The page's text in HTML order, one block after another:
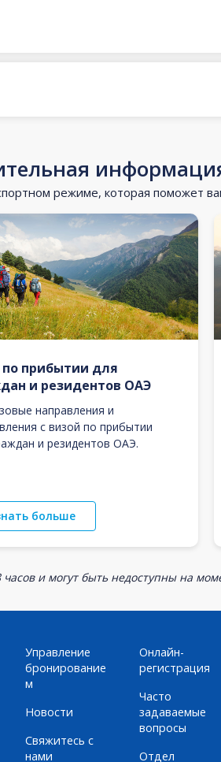
режиме, которая поможет
по прибытии для
и резидентов ОАЭ
направления и
с визой по прибытии
и резидентов ОАЭ.
больше
и могут быть недоступны на
Управление
бронирование
м
Новости
Свяжитесь с
нами
Онлайн-
регистрация
Часто
задаваемые
вопросы
Отдел